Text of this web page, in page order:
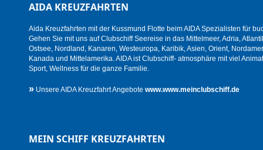
AIDA KREUZFAHRTEN
Aida Kreuzfahrten mit der Kussmund Flotte beim AIDA Spezialisten für
Gehen Sie mit uns auf Clubschiff Seereise in das Mittelmeer, Adria,
Ostsee, Nordland, Kanaren, Westeuropa, Karibik, Asien, Orient,
Kanada und Mittelamerika. AIDA ist Clubschiff- atmosphäre mit viel
Sport, Wellness für die ganze Familie.
» Unsere AIDA Kreuzfahrt Angebote www.www.meinclubschiff.de
MEIN SCHIFF KREUZFAHRTEN